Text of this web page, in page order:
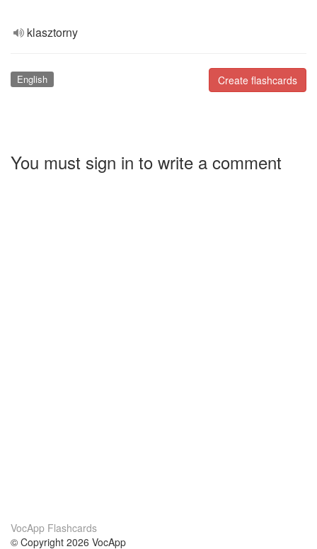
klasztorny
Create flashcards
English
You must sign in to write a comment
VocApp Flashcards
© Copyright 2026 VocApp